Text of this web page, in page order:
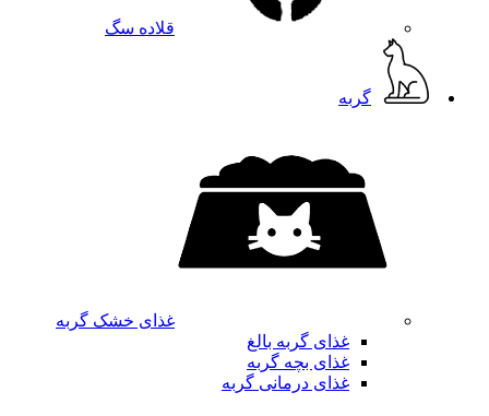
قلاده سگ
گربه
غذای خشک گربه
غذای گربه بالغ
غذای بچه گربه
غذای درمانی گربه